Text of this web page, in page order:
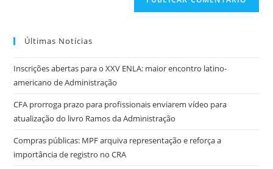
site
(opcional)
Últimas Notícias
Inscrições abertas para o XXV ENLA: maior encontro latino-
americano de Administração
CFA prorroga prazo para profissionais enviarem vídeo para
atualização do livro Ramos da Administração
Compras públicas: MPF arquiva representação e reforça a
importância de registro no CRA